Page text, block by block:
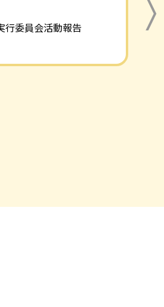
行委員会活動報告